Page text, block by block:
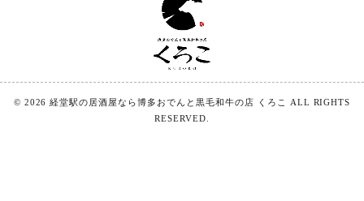
© 2026 経堂駅の居酒屋なら博多おでんと黒毛和牛の店 くろこ ALL RIGHTS
RESERVED.